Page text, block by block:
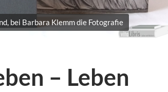
bei Barbara Klemm die Fotografie
– Leben